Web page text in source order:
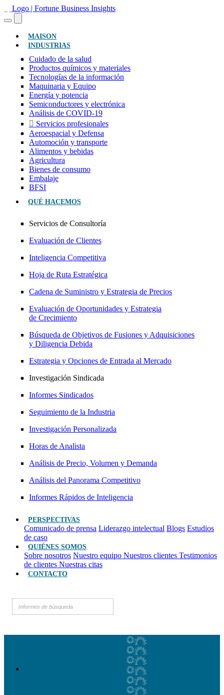
MAISON(ACTUAL)
INDUSTRIAS
Cuidado de la salud
Productos químicos y materiales
Tecnologías de la información
Maquinaria y Equipo
Energía y potencia
Semiconductores y electrónica
Análisis de COVID-19
Servicios profesionales
Aeroespacial y Defensa
Automoción y transporte
Alimentos y bebidas
Agricultura
Bienes de consumo
Embalaje
BFSI
QUÉ HACEMOS
Servicios de Consultoría
Evaluación de Clientes
Inteligencia Competitiva
Hoja de Ruta Estratégica
Cadena de Suministro y Estrategia de Precios
Evaluación de Oportunidades y Estrategia
de Crecimiento
Búsqueda de Objetivos de Fusiones y Adquisiciones
y Diligencia Debida
Estrategia y Opciones de Entrada al Mercado
Investigación Sindicada
Informes Sindicados
Seguimiento de la Industria
Investigación Personalizada
Horas de Analista
Análisis de Precio, Volumen y Demanda
Análisis del Panorama Competitivo
Informes Rápidos de Inteligencia
PERSPECTIVAS
Comunicado de prensa Liderazgo intelectual Blogs Estudios
de caso
QUIÉNES SOMOS
Sobre nosotros Nuestro equipo Nuestros clientes Testimonios
de clientes Nuestras citas
CONTACTO